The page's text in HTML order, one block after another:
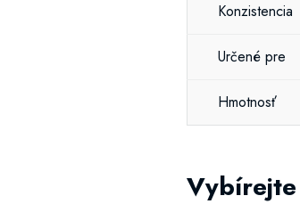
Konzistencia
Určené pre
Hmotnosť